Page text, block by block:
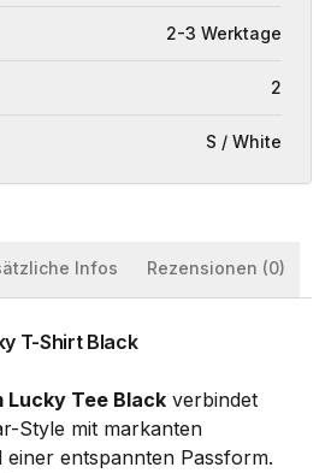
2-3 Werktage
2
S / White
Infos Rezensionen (0)
T-Shirt Black
Lucky Tee Black verbindet
Style mit markanten
entspannten Passform.